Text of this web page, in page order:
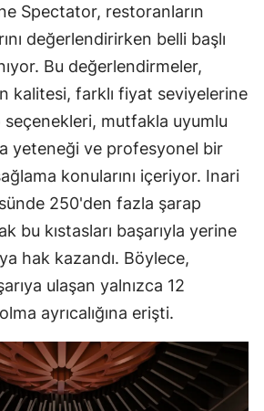
Spectator, restoranların
değerlendirirken belli başlı
Bu değerlendirmeler,
kalitesi, farklı fiyat seviyelerine
mutfakla uyumlu
yeteneği ve profesyonel bir
konularını içeriyor. Inari
250'den fazla şarap
bu kıstasları başarıyla yerine
hak kazandı. Böylece,
ulaşan yalnızca 12
ayrıcalığına erişti.